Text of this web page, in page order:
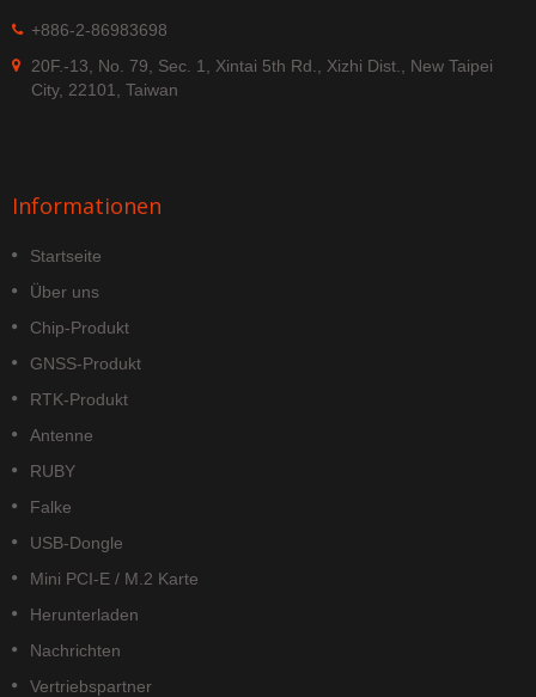
+886-2-86983698
20F.-13, No. 79, Sec. 1, Xintai 5th Rd., Xizhi Dist., New Taipei
City, 22101, Taiwan
Informationen
Startseite
Über uns
Chip-Produkt
GNSS-Produkt
RTK-Produkt
Antenne
RUBY
Falke
USB-Dongle
Mini PCI-E / M.2 Karte
Herunterladen
Nachrichten
Vertriebspartner